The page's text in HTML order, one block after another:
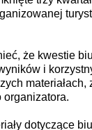
że kwestie
i
organizatora.
dotyczące